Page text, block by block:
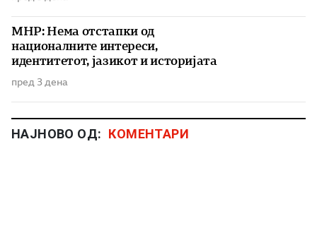
МНР: Нема отстапки од
националните интереси,
идентитетот, јазикот и историјата
пред 3 дена
НАЈНОВО ОД: КОМЕНТАРИ